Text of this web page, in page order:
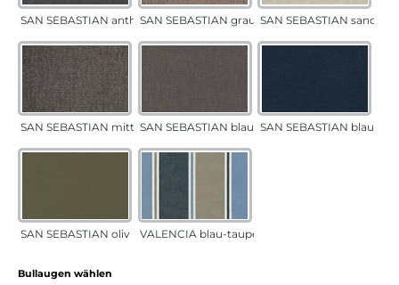
SAN SEBASTIAN anthrazitSAN SEBASTIAN grau-sandSAN SEBASTIAN sand
SAN SEBASTIAN mittelgrauSAN SEBASTIAN blau-sandSAN SEBASTIAN blau
SAN SEBASTIAN oliv VALENCIA blau-taupe
Bullaugen wählen